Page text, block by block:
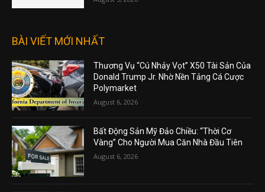
BÀI VIẾT MỚI NHẤT
Thương Vụ “Cú Nhảy Vọt” X50 Tài Sản Của
Donald Trump Jr. Nhờ Nền Tảng Cá Cược
Polymarket
August 6, 2026
Bất Động Sản Mỹ Đảo Chiều: “Thời Cơ
Vàng” Cho Người Mua Căn Nhà Đầu Tiên
August 6, 2026